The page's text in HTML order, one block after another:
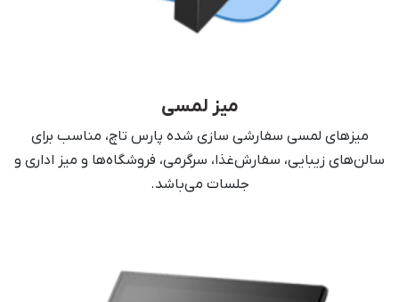
میز لمسی
میز‌های لمسی سفارشی سازی شده پارس‌ تاچ، مناسب برای
سالن‌های زیبایی، سفارش‌غذا، سرگرمی، فروشگاه‌ها و میز اداری و
جلسات می‌باشد.